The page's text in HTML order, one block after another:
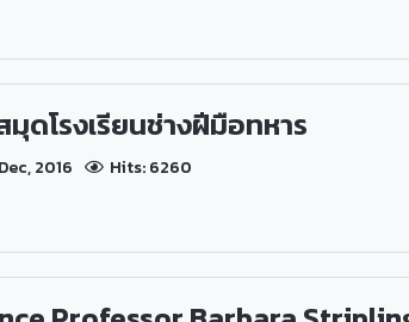
ดโรงเรียนช่างฝีมือทหาร
2016 Hits: 6260